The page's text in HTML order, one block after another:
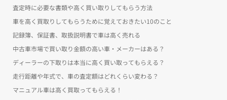
査定時に必要な書類や高く買い取りしてもらう方法
車を高く買取りしてもらうために覚えておきたい10のこと
記録簿、保証書、取扱説明書で車は高く売れる
中古車市場で買い取り金額の高い車・メーカーはある？
ディーラーの下取りは本当に高く買い取ってもらえる？
走行距離や年式で、車の査定額はどれくらい変わる？
マニュアル車は高く買取ってもらえる！